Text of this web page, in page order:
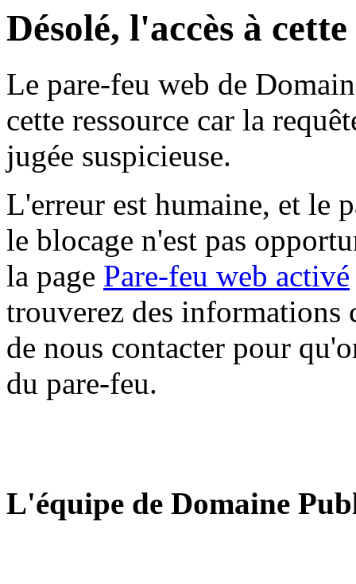
Désolé, l'accès à
Le pare-feu web de
cette ressource car la
jugée suspicieuse.
L'erreur est humaine, et le
le blocage n'est pas
la page Pare-feu web activé
trouverez des informations
de nous contacter pour
du pare-feu.
L'équipe de Domaine